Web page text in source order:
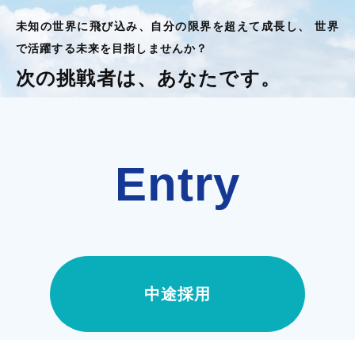
未知の世界に飛び込み、自分の限界を超えて成長し、 世界
で活躍する未来を目指しませんか？
次の挑戦者は、あなたです。
Entry
中途採用